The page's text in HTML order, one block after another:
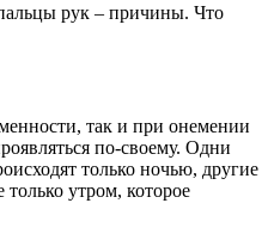
рук – причины. Что
так и при онемении
по-своему. Одни
только ночью, другие
утром, которое